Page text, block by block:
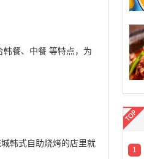
餐、中餐 等特点，为
韩式自助烧烤的店里就
1